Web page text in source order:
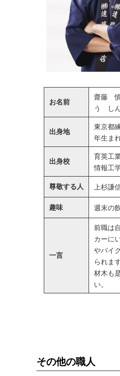
お名前
齋藤
う しん
出身地
東京都
年生ま
出身校
育英工
情報工
尊敬する人 上杉謙
趣味 週末の
一言
前職は
カーに
やバイ
られます
材木も
い。
その他の職人